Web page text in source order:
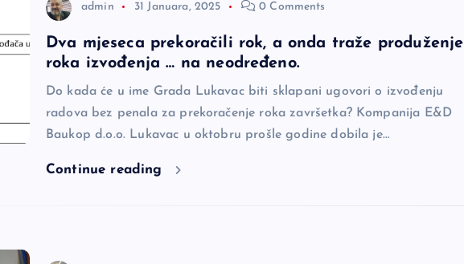
admin 31 Januara, 2025 0 Comments
Dva mjeseca prekoračili rok, a onda traže produženje
roka izvođenja … na neodređeno.
Do kada će u ime Grada Lukavac biti sklapani ugovori o izvođenju
radova bez penala za prekoračenje roka završetka? Kompanija E&D
Baukop d.o.o. Lukavac u oktobru prošle godine dobila je…
Continue reading